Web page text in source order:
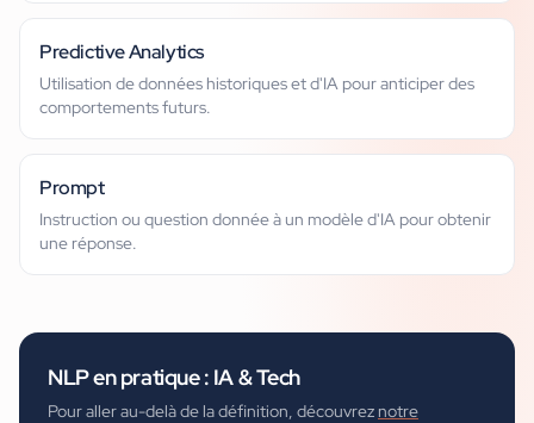
Predictive Analytics
Utilisation de données historiques et d'IA pour anticiper des
comportements futurs.
Prompt
Instruction ou question donnée à un modèle d'IA pour obtenir
une réponse.
NLPen pratique : IA & Tech
Pour aller au-delà de la définition, découvrez notre